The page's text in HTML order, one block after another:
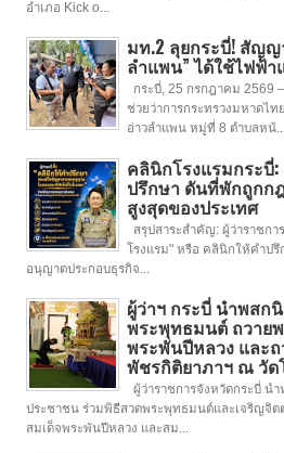
อำเภอ Kick o...
มท.2 ลุยกระบี่! สัญญ
ลำแพน” ได้ใช้ไฟฟ้
กระบี่, 25 กรกฎาคม 2569
ช่วยว่าการกระทรวงมหาดไ
อ่าวลำแพน หมู่ที่ 8 ตำบลหน้
คลินิกโรงแรมกระบี่
ปรึกษา ดันที่พักถูกก
สูงสุดของประเทศ
สรุปสาระสำคัญ: ผู้ว่าราชกา
โรงแรม" หรือ คลินิกให้คำป
อนุญาตประกอบธุรกิจ...
ผู้ว่าฯ กระบี่ นำพสก
พระพุทธมนต์ ถวาย
พระพันปีหลวง และถ
พัชรกิติยาภาฯ ณ วั
ผู้ว่าราชการจังหวัดกระบี่ น
ประชาชน ร่วมพิธีสวดพระพุทธมนต์และเจริญจิต
สมเด็จพระพันปีหลวง และสม...